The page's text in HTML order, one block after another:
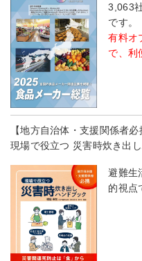
3,063
です。
有料オ
で、利
【地方自治体・支援関係者必
現場で役立つ 災害時炊き出
避難生
的視点